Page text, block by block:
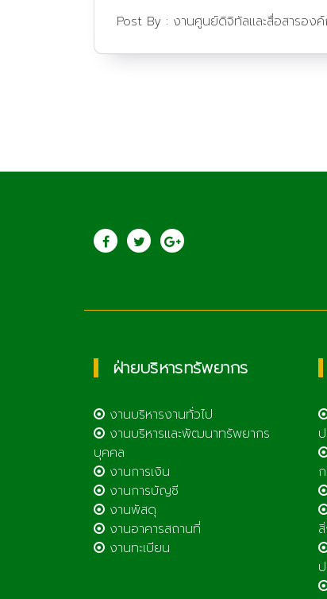
Post By : งานศูนย์ดิจิทัลและสื่อสารอง
ประชาสัมพันธ์
วิทยาลัยเกษตรและ
เทคโนโลยีลำพูน
ฝ่ายบริหารทรัพยากร
งานบริหารงานทั่วไป
งานบริหารและพัฒนาทรัพยากร
บุคคล
งานการเงิน
งานการบัญชี
งานพัสดุ
งานอาคารสถานที่
งานทะเบียน